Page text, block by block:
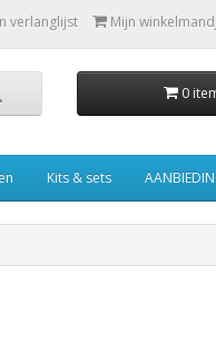
verlanglijst Mijn
0
Kits & sets